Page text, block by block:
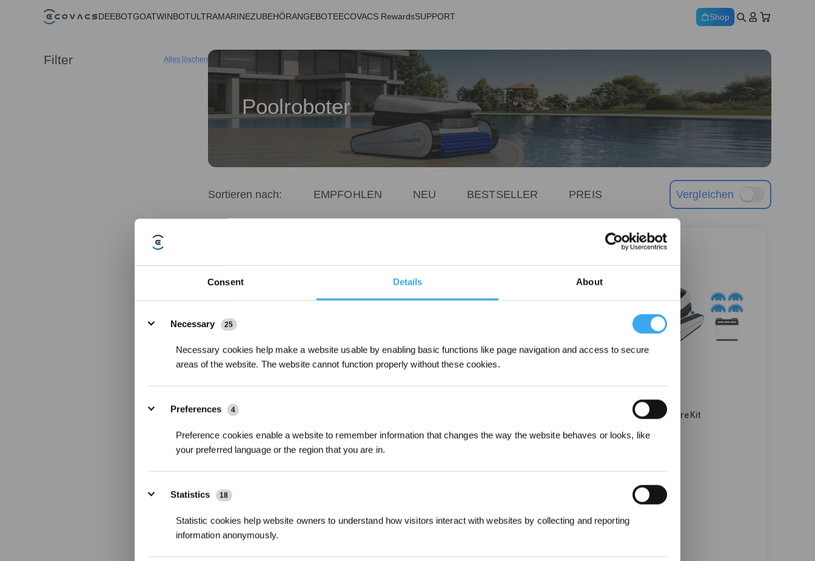
Consent Details About
Necessary
25
Necessary cookies help make a website usable by enabling basic functions like page navigation and access to secure
areas of the website. The website cannot function properly without these cookies.
Preferences 4
Preference cookies enable a website to remember information that changes the way the website behaves or looks, like
your preferred language or the region that you are in.
Statistics 18
Statistic cookies help website owners to understand how visitors interact with websites by collecting and reporting
information anonymously.
DEEBOTGOATWINBOTULTRAMARINEZUBEHÖRANGEBOTEECOVACS RewardsSUPPORT Shop
Poolroboter
Sortieren nach: EMPFOHLEN NEU BESTSELLER PREIS Vergleichen
Geschenkpaket ULTRAMARINE P1
18.200 l/h UltraPure
599,00€613,98
18.200 l/h UltraPure
ULTRAMARINE P1 Care Kit
18.200 l/h UltraPure
SmartNavi
10-Stufen-Beständigkeit
Filter Alles löschen
sichern